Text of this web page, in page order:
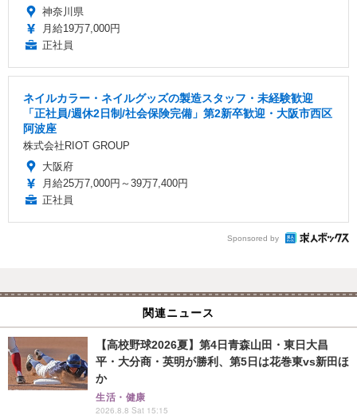
神奈川県
月給19万7,000円
正社員
ネイルカラー・ネイルグッズの製造スタッフ・未経験歓迎
「正社員/週休2日制/社会保険完備」第2新卒歓迎・大阪市西区
阿波座
株式会社RIOT GROUP
大阪府
月給25万7,000円～39万7,400円
正社員
Sponsored by
関連ニュース
【高校野球2026夏】第4日青森山田・東日大昌
平・大分商・英明が勝利、第5日は花巻東vs新田ほ
か
生活・健康
2026.8.8 Sat 15:15